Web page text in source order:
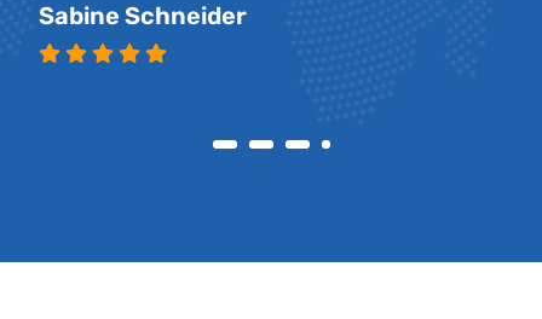
Sabine Schneider